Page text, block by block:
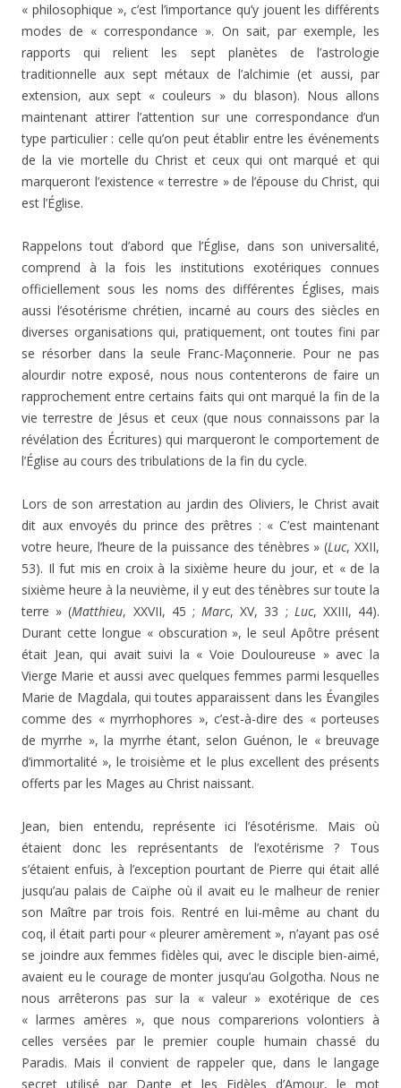
« philosophique », c’est l’importance qu’y jouent les différents
modes de « correspondance ». On sait, par exemple, les
rapports qui relient les sept planètes de l’astrologie
traditionnelle aux sept métaux de l’alchimie (et aussi, par
extension, aux sept « couleurs » du blason). Nous allons
maintenant attirer l’attention sur une correspondance d’un
type particulier : celle qu’on peut établir entre les événements
de la vie mortelle du Christ et ceux qui ont marqué et qui
marqueront l’existence « terrestre » de l’épouse du Christ, qui
est l’Église.
Rappelons tout d’abord que l’Église, dans son universalité,
comprend à la fois les institutions exotériques connues
officiellement sous les noms des différentes Églises, mais
aussi l’ésotérisme chrétien, incarné au cours des siècles en
diverses organisations qui, pratiquement, ont toutes fini par
se résorber dans la seule Franc-Maçonnerie. Pour ne pas
alourdir notre exposé, nous nous contenterons de faire un
rapprochement entre certains faits qui ont marqué la fin de la
vie terrestre de Jésus et ceux (que nous connaissons par la
révélation des Écritures) qui marqueront le comportement de
l’Église au cours des tribulations de la fin du cycle.
Lors de son arrestation au jardin des Oliviers, le Christ avait
dit aux envoyés du prince des prêtres : « C’est maintenant
votre heure, l’heure de la puissance des ténèbres » (Luc, XXII,
53). Il fut mis en croix à la sixième heure du jour, et « de la
sixième heure à la neuvième, il y eut des ténèbres sur toute la
terre » (Matthieu, XXVII, 45 ;Marc, XV, 33 ; Luc, XXIII, 44).
Durant cette longue « obscuration », le seul Apôtre présent
était Jean, qui avait suivi la « Voie Douloureuse » avec la
Vierge Marie et aussi avec quelques femmes parmi lesquelles
Marie de Magdala, qui toutes apparaissent dans les Évangiles
comme des « myrrhophores », c’est-à-dire des « porteuses
de myrrhe », la myrrhe étant, selon Guénon, le « breuvage
d’immortalité », le troisième et le plus excellent des présents
offerts par les Mages au Christ naissant.
Jean, bien entendu, représente ici l’ésotérisme. Mais où
étaient donc les représentants de l’exotérisme ? Tous
s’étaient enfuis, à l’exception pourtant de Pierre qui était allé
jusqu’au palais de Caïphe où il avait eu le malheur de renier
son Maître par trois fois. Rentré en lui-même au chant du
coq, il était parti pour « pleurer amèrement », n’ayant pas osé
se joindre aux femmes fidèles qui, avec le disciple bien-aimé,
avaient eu le courage de monter jusqu’au Golgotha. Nous ne
nous arrêterons pas sur la « valeur » exotérique de ces
« larmes amères », que nous comparerions volontiers à
celles versées par le premier couple humain chassé du
Paradis. Mais il convient de rappeler que, dans le langage
secret utilisé par Dante et les Fidèles d’Amour, le mot